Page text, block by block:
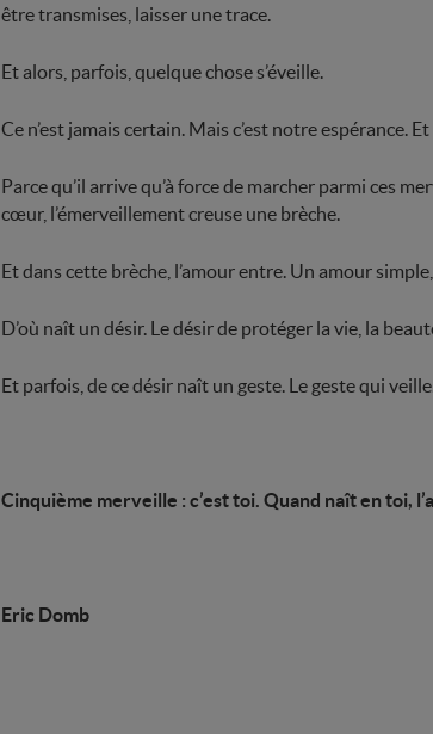
être transmises, laisser une trace.
Et alors, parfois, quelque chose s’éveille.
Ce n’est jamais certain. Mais c’est notre espérance.
Parce qu’il arrive qu’à force de marcher parmi ces
cœur, l’émerveillement creuse une brèche.
Et dans cette brèche, l’amour entre. Un amour
D’où naît un désir. Le désir de protéger la vie, la
Et parfois, de ce désir naît un geste. Le geste qui
Cinquième merveille : c’est toi. Quand naît en toi,
Eric Domb